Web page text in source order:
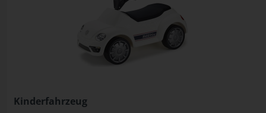
Kinderfahrzeug